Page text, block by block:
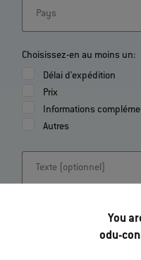
You
odu-
Pays
Choisissez-en au moins un:
Délai d'expédition
Prix
Informations
Autres
Texte (optionnel)